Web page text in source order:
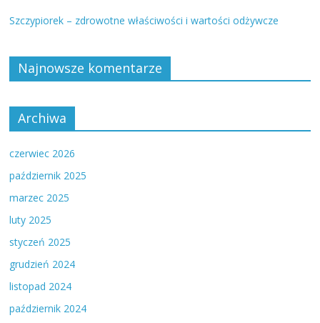
Szczypiorek – zdrowotne właściwości i wartości odżywcze
Najnowsze komentarze
Archiwa
czerwiec 2026
październik 2025
marzec 2025
luty 2025
styczeń 2025
grudzień 2024
listopad 2024
październik 2024